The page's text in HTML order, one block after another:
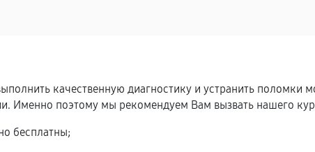
качественную диагностику и устранить поломки
Именно поэтому мы рекомендуем Вам вызвать нашего
бесплатны;